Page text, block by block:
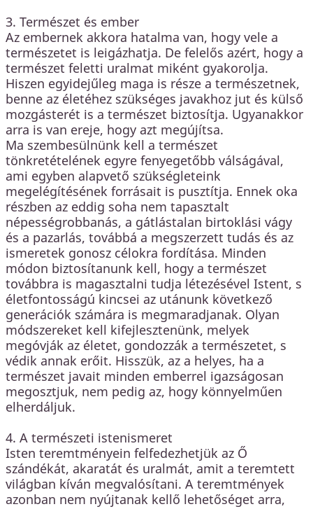
3. Természet és ember
Az embernek akkora hatalma van, hogy vele a
természetet is leigázhatja. De felelős azért, hogy a
természet feletti uralmat miként gyakorolja.
Hiszen egyidejűleg maga is része a természetnek,
benne az életéhez szükséges javakhoz jut és külső
mozgásterét is a természet biztosítja. Ugyanakkor
arra is van ereje, hogy azt megújítsa.
Ma szembesülnünk kell a természet
tönkretételének egyre fenyegetőbb válságával,
ami egyben alapvető szükségleteink
megelégítésének forrásait is pusztítja. Ennek oka
részben az eddig soha nem tapasztalt
népességrobbanás, a gátlástalan birtoklási vágy
és a pazarlás, továbbá a megszerzett tudás és az
ismeretek gonosz célokra fordítása. Minden
módon biztosítanunk kell, hogy a természet
továbbra is magasztalni tudja létezésével Istent, s
életfontosságú kincsei az utánunk következő
generációk számára is megmaradjanak. Olyan
módszereket kell kifejlesztenünk, melyek
megóvják az életet, gondozzák a természetet, s
védik annak erőit. Hisszük, az a helyes, ha a
természet javait minden emberrel igazságosan
megosztjuk, nem pedig az, hogy könnyelműen
elherdáljuk.
4. A természeti istenismeret
Isten teremtményein felfedezhetjük az Ő
szándékát, akaratát és uralmát, amit a teremtett
világban kíván megvalósítani. A teremtmények
azonban nem nyújtanak kellő lehetőséget arra,